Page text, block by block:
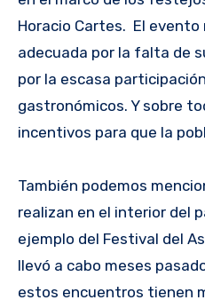
Horacio Cartes. El
adecuada por la falta de
por la escasa
gastronómicos. Y sobre
incentivos para que la
También podemos
realizan en el interior del
ejemplo del Festival del
llevó a cabo meses
estos encuentros tienen